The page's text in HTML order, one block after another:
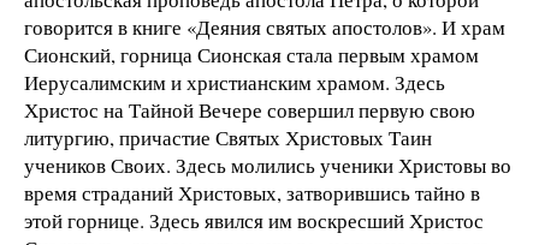
говорится в книге «Деяния святых апостолов». И храм
Сионский, горница Сионская стала первым храмом
Иерусалимским и христианским храмом. Здесь
Христос на Тайной Вечере совершил первую свою
литургию, причастие Святых Христовых Таин
учеников Своих. Здесь молились ученики Христовы во
время страданий Христовых, затворившись тайно в
этой горнице. Здесь явился им воскресший Христос